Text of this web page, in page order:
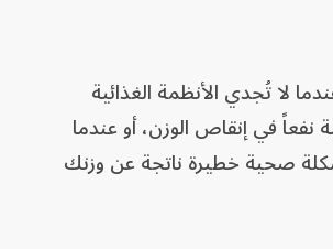
لا تُجدي الأنظمة الغذائية
نفعاً في إنقاص الوزن، أو عندما
صحية خطيرة ناتجة عن وزنك